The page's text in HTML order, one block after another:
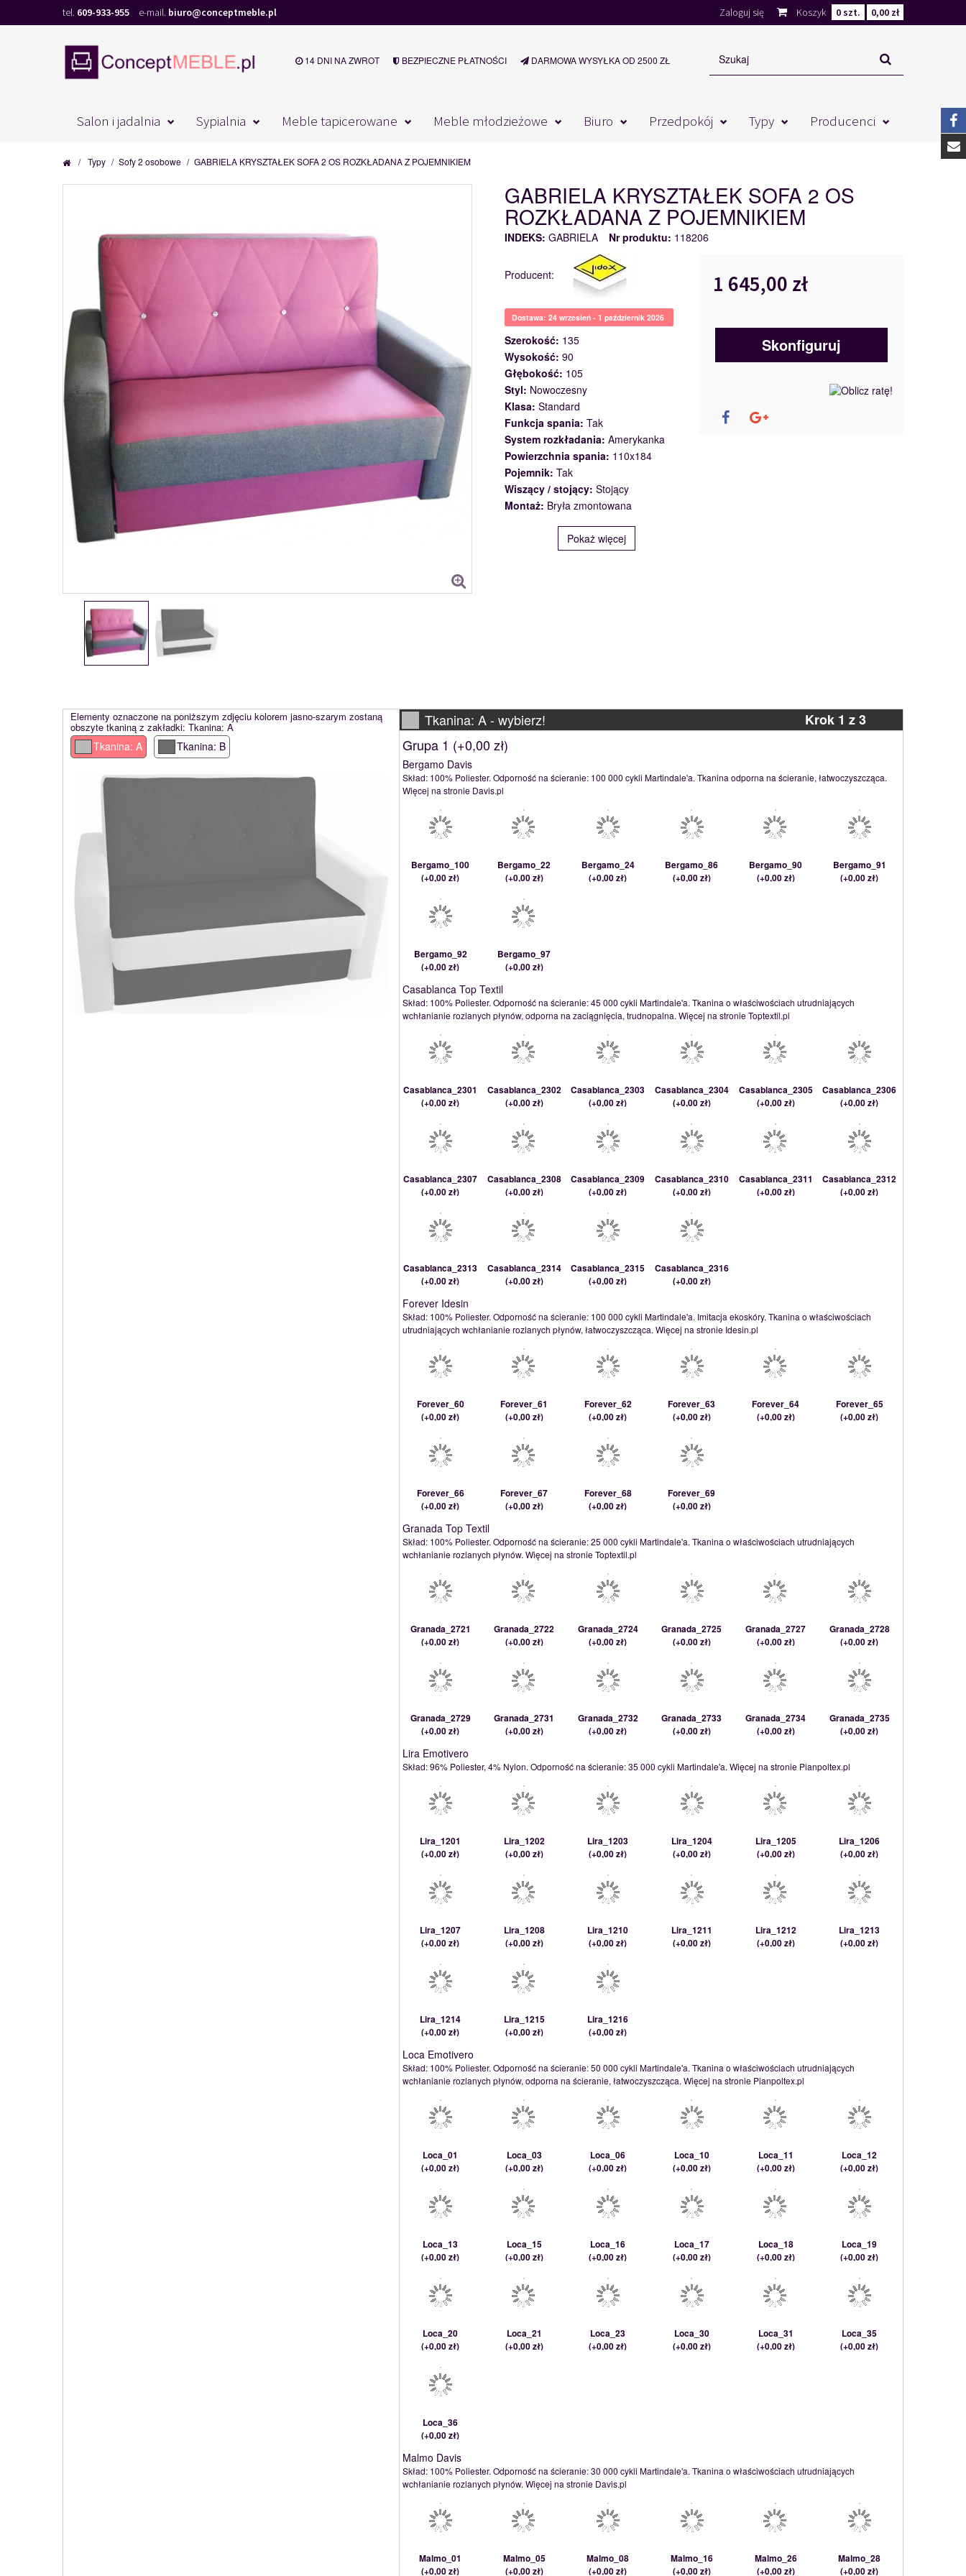
tel. 609-933-955 e-mail. biuro@conceptmeble.pl Koszyk 0szt. 0,00 zł
Zaloguj się
14 DNI NA ZWROT BEZPIECZNE PŁATNOŚCI DARMOWA WYSYŁKA OD 2500 ZŁ
Salon i jadalnia Sypialnia Meble tapicerowane Meble młodzieżowe Biuro Przedpokój Typy Producenci
/ Typy / Sofy 2 osobowe / GABRIELA KRYSZTAŁEK SOFA 2 OS ROZKŁADANA Z POJEMNIKIEM
GABRIELA KRYSZTAŁEK SOFA 2 OS
ROZKŁADANA Z POJEMNIKIEM
INDEKS: GABRIELA Nr produktu: 118206
Producent:
Dostawa: 24 wrzesień - 1 październik 2026
Szerokość: 135
Wysokość: 90
Głębokość: 105
Styl: Nowoczesny
Klasa: Standard
Funkcja spania: Tak
System rozkładania: Amerykanka
Powierzchnia spania: 110x184
Pojemnik: Tak
Wiszący / stojący: Stojący
Montaż: Bryła zmontowana
Pokaż więcej
1 645,00 zł
Skonfiguruj
Elementy oznaczone na poniższym zdjęciu kolorem jasno-szarym zostaną
obszyte tkaniną z zakładki: Tkanina: A
Tkanina: A Tkanina: B
Tkanina: A -wybierz!
Krok 1 z 3
Grupa 1 (+0,00 zł)
Bergamo Davis
Skład: 100% Poliester. Odporność na ścieranie: 100 000 cykli Martindale'a. Tkanina odporna na ścieranie, łatwoczyszcząca.
Więcej na stronie Davis.pl
Bergamo_100
(+0,00 zł)
Bergamo_22
(+0,00 zł)
Bergamo_24
(+0,00 zł)
Bergamo_86
(+0,00 zł)
Bergamo_90
(+0,00 zł)
Bergamo_91
(+0,00 zł)
Bergamo_92
(+0,00 zł)
Bergamo_97
(+0,00 zł)
Casablanca Top Textil
Skład: 100% Poliester. Odporność na ścieranie: 45 000 cykli Martindale'a. Tkanina o właściwościach utrudniających
wchłanianie rozlanych płynów, odporna na zaciągnięcia, trudnopalna. Więcej na stronie Toptextil.pl
Casablanca_2301
(+0,00 zł)
Casablanca_2302
(+0,00 zł)
Casablanca_2303
(+0,00 zł)
Casablanca_2304
(+0,00 zł)
Casablanca_2305
(+0,00 zł)
Casablanca_2306
(+0,00 zł)
Casablanca_2307
(+0,00 zł)
Casablanca_2308
(+0,00 zł)
Casablanca_2309
(+0,00 zł)
Casablanca_2310
(+0,00 zł)
Casablanca_2311
(+0,00 zł)
Casablanca_2312
(+0,00 zł)
Casablanca_2313
(+0,00 zł)
Casablanca_2314
(+0,00 zł)
Casablanca_2315
(+0,00 zł)
Casablanca_2316
(+0,00 zł)
Forever Idesin
Skład: 100% Poliester. Odporność na ścieranie: 100 000 cykli Martindale'a. Imitacja ekoskóry. Tkanina o właściwościach
utrudniających wchłanianie rozlanych płynów, łatwoczyszcząca. Więcej na stronie Idesin.pl
Forever_60
(+0,00 zł)
Forever_61
(+0,00 zł)
Forever_62
(+0,00 zł)
Forever_63
(+0,00 zł)
Forever_64
(+0,00 zł)
Forever_65
(+0,00 zł)
Forever_66
(+0,00 zł)
Forever_67
(+0,00 zł)
Forever_68
(+0,00 zł)
Forever_69
(+0,00 zł)
Granada Top Textil
Skład: 100% Poliester. Odporność na ścieranie: 25 000 cykli Martindale'a. Tkanina o właściwościach utrudniających
wchłanianie rozlanych płynów. Więcej na stronie Toptextil.pl
Granada_2721
(+0,00 zł)
Granada_2722
(+0,00 zł)
Granada_2724
(+0,00 zł)
Granada_2725
(+0,00 zł)
Granada_2727
(+0,00 zł)
Granada_2728
(+0,00 zł)
Granada_2729
(+0,00 zł)
Granada_2731
(+0,00 zł)
Granada_2732
(+0,00 zł)
Granada_2733
(+0,00 zł)
Granada_2734
(+0,00 zł)
Granada_2735
(+0,00 zł)
Lira Emotivero
Skład: 96% Poliester, 4% Nylon. Odporność na ścieranie: 35 000 cykli Martindale'a. Więcej na stronie Pianpoltex.pl
Lira_1201
(+0,00 zł)
Lira_1202
(+0,00 zł)
Lira_1203
(+0,00 zł)
Lira_1204
(+0,00 zł)
Lira_1205
(+0,00 zł)
Lira_1206
(+0,00 zł)
Lira_1207
(+0,00 zł)
Lira_1208
(+0,00 zł)
Lira_1210
(+0,00 zł)
Lira_1211
(+0,00 zł)
Lira_1212
(+0,00 zł)
Lira_1213
(+0,00 zł)
Lira_1214
(+0,00 zł)
Lira_1215
(+0,00 zł)
Lira_1216
(+0,00 zł)
Loca Emotivero
Skład: 100% Poliester. Odporność na ścieranie: 50 000 cykli Martindale'a. Tkanina o właściwościach utrudniających
wchłanianie rozlanych płynów, odporna na ścieranie, łatwoczyszcząca. Więcej na stronie Pianpoltex.pl
Loca_01
(+0,00 zł)
Loca_03
(+0,00 zł)
Loca_06
(+0,00 zł)
Loca_10
(+0,00 zł)
Loca_11
(+0,00 zł)
Loca_12
(+0,00 zł)
Loca_13
(+0,00 zł)
Loca_15
(+0,00 zł)
Loca_16
(+0,00 zł)
Loca_17
(+0,00 zł)
Loca_18
(+0,00 zł)
Loca_19
(+0,00 zł)
Loca_20
(+0,00 zł)
Loca_21
(+0,00 zł)
Loca_23
(+0,00 zł)
Loca_30
(+0,00 zł)
Loca_31
(+0,00 zł)
Loca_35
(+0,00 zł)
Loca_36
(+0,00 zł)
Malmo Davis
Skład: 100% Poliester. Odporność na ścieranie: 30 000 cykli Martindale'a. Tkanina o właściwościach utrudniających
wchłanianie rozlanych płynów. Więcej na stronie Davis.pl
Malmo_01
(+0,00 zł)
Malmo_05
(+0,00 zł)
Malmo_08
(+0,00 zł)
Malmo_16
(+0,00 zł)
Malmo_26
(+0,00 zł)
Malmo_28
(+0,00 zł)